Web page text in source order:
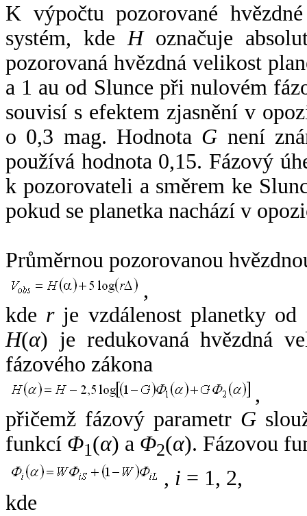
K výpočtu pozorované
systém, kde Hoznačuje
pozorovaná hvězdná velikost
a 1 au od Slunce při nulovém
souvisí s efektem zjasnění v
o 0,3 mag. Hodnota G není
používá hodnota 0,15. Fázový
k pozorovateli a směrem ke
pokud se planetka nachází v
Průměrnou pozorovanou
,
kde rje vzdálenost planetky od
H(α) je redukovaná hvězdná
fázového zákona
,
přičemž fázový parametr G
funkcí Φ1(α) a Φ2(α). Fázovou
, i = 1, 2,
kde